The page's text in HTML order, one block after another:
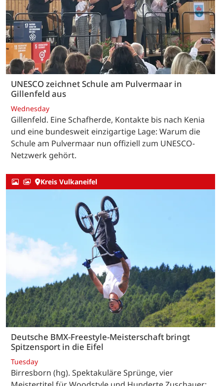
UNESCO zeichnet Schule am Pulvermaar in
Gillenfeld aus
Wednesday
Gillenfeld. Eine Schafherde, Kontakte bis nach Kenia
und eine bundesweit einzigartige Lage: Warum die
Schule am Pulvermaar nun offiziell zum UNESCO-
Netzwerk gehört.
Kreis Vulkaneifel
Deutsche BMX-Freestyle-Meisterschaft bringt
Spitzensport in die Eifel
Tuesday
Birresborn (hg). Spektakuläre Sprünge, vier